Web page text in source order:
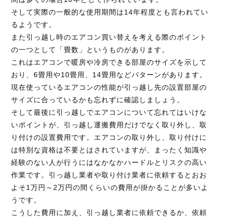
そして実際の一般的な使用期間は14年程度とも言われてい
るようです。
また引っ越し時のエアコン買い替えを考える際のポイント
の一つとして「畳数」というものがあります。
これはエアコンで暖房や冷房できる部屋のサイズを示して
おり、6畳用や10畳用、14畳用などパターンがあります。
現在使っているエアコンの性能が引っ越し先の設置部屋の
サイズに合っているかも忘れずに確認しましょう。
そして最後に引っ越しでエアコンについて忘れてはいけな
いポイントが、引っ越し運搬費用だけでなく取り外し、取
り付けの設置費用です。エアコンの取り外し、取り付けに
は特別な資格は不要とはされていますが、まったく知識や
経験のない人が行うにはなかなかハードルとリスクの高い
作業です。引っ越し業者や取り付け業者に依頼するとおお
よそ1万円～2万円の間くらいの費用が掛かることが多いよ
うです。
こうした費用に加え、引っ越し業者に依頼できるか、依頼